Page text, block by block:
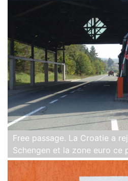
Free passage. La Croatie a
Schengen et la zone euro ce